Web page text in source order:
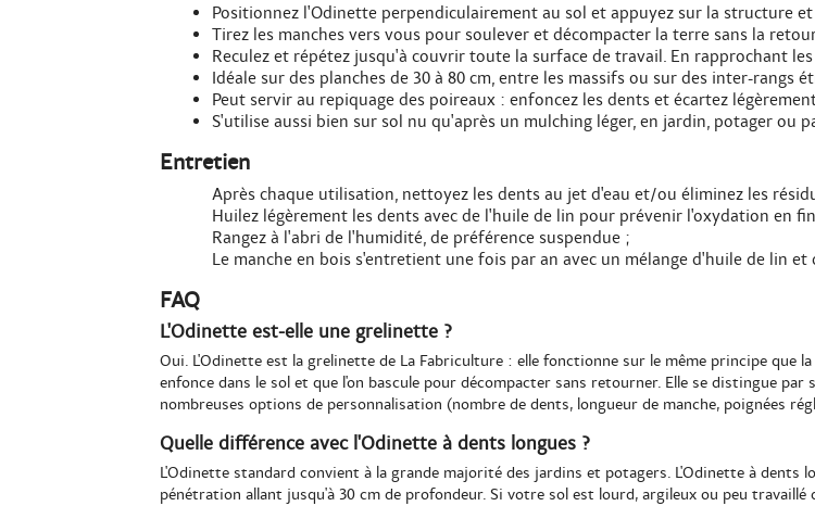
Positionnez l'Odinette perpendiculairement au sol et appuyez sur la structure
Tirez les manches vers vous pour soulever et décompacter la terre sans la
Reculez et répétez jusqu'à couvrir toute la surface de travail. En rapprochant
Idéale sur des planches de 30 à 80 cm, entre les massifs ou sur des inter-rangs
Peut servir au repiquage des poireaux : enfoncez les dents et écartez
S'utilise aussi bien sur sol nu qu'après un mulching léger, en jardin, potager ou
Entretien
Après chaque utilisation, nettoyez les dents au jet d'eau et/ou éliminez les
Huilez légèrement les dents avec de l'huile de lin pour prévenir l'oxydation en
Rangez à l'abri de l'humidité, de préférence suspendue ;
Le manche en bois s'entretient une fois par an avec un mélange d'huile de lin
FAQ
L'Odinette est-elle une grelinette ?
Oui. L'Odinette est la grelinette de La Fabriculture : elle fonctionne sur le même principe que
enfonce dans le sol et que l'on bascule pour décompacter sans retourner. Elle se distingue
nombreuses options de personnalisation (nombre de dents, longueur de manche, poignées
Quelle différence avec l'Odinette à dents longues ?
L'Odinette standard convient à la grande majorité des jardins et potagers. L'Odinette à dents
pénétration allant jusqu'à 30 cm de profondeur. Si votre sol est lourd, argileux ou peu